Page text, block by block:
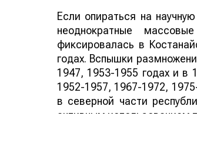
Если опираться на
неоднократные
фиксировалась в
годах. Вспышки
1947, 1953-1955 годах и в
1952-1957, 1967-1972,
в северной части
активным использованием